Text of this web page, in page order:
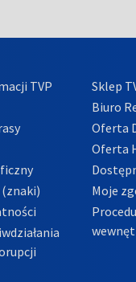
TVP
Sklep
Biuro
Oferta
Oferta
Moje